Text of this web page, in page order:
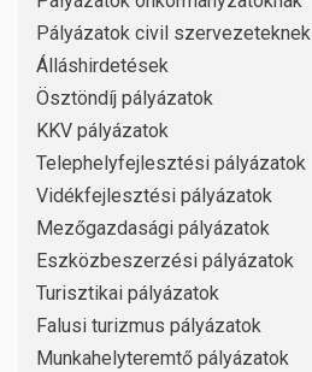
Pályázatok civil szervezeteknek
Álláshirdetések
Ösztöndíj pályázatok
KKV pályázatok
Telephelyfejlesztési pályázatok
Vidékfejlesztési pályázatok
Mezőgazdasági pályázatok
Eszközbeszerzési pályázatok
Turisztikai pályázatok
Falusi turizmus pályázatok
Munkahelyteremtő pályázatok